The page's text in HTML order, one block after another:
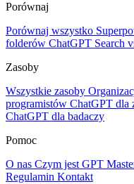
Porównaj
Porównaj wszystko
folderów ChatGPT Search
Zasoby
Wszystkie zasoby
programistów ChatGPT dla
ChatGPT dla badaczy
Pomoc
O nas Czym jest GPT
Regulamin Kontakt